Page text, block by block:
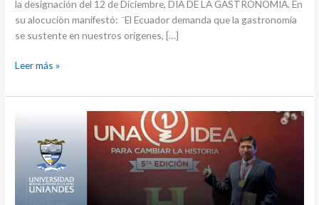
la designación del 12 de Diciembre, DIA DE LA GASTRONOMIA. En
su alocuciòn manifestó: ¨El Ecuador demanda que la gastronomía
se sustente en nuestros orígenes, […]
Leer más »
Premio
para
categoría